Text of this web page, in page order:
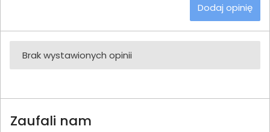
Dodaj opinię
Brak wystawionych opinii
Zaufali nam